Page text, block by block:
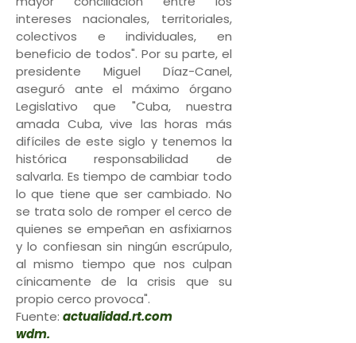
intereses nacionales, territoriales,
colectivos e individuales, en
beneficio de todos". Por su parte, el
presidente Miguel Díaz-Canel,
aseguró ante el máximo órgano
Legislativo que "Cuba, nuestra
amada Cuba, vive las horas más
difíciles de este siglo y tenemos la
histórica responsabilidad de
salvarla. Es tiempo de cambiar todo
lo que tiene que ser cambiado. No
se trata solo de romper el cerco de
quienes se empeñan en asfixiarnos
y lo confiesan sin ningún escrúpulo,
al mismo tiempo que nos culpan
cínicamente de la crisis que su
propio cerco provoca".
Fuente: actualidad.rt.com
wdm.